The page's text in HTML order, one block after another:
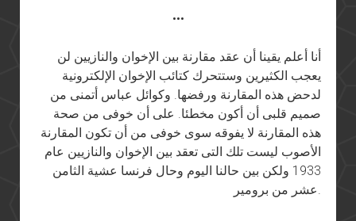
•••
أنا أعلم يقينا أن عقد مقارنة بين الإخوان والنازيين لن
يعجب الكثيرين وستتحرك كتائب الإخوان الإلكترونية
لدحض هذه المقارنة ورفضها. وكوائل عباس أتمنى من
صميم قلبى أن أكون مخطئا. على أن خوفى من صحة
هذه المقارنة لا يفوقه سوى خوفى من أن تكون المقارنة
الأصوب ليست تلك التى تعقد بين الإخوان والنازيين عام
1933 ولكن بين حالنا اليوم وحال فرنسا عشية الثامن
عشر من برومير.